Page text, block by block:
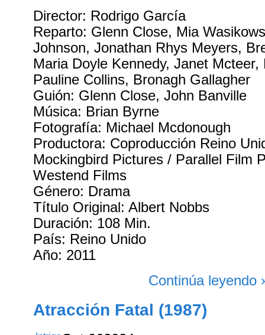
Director: Rodrigo García
Reparto: Glenn Close, Mia
Johnson, Jonathan Rhys Meyers,
Maria Doyle Kennedy, Janet
Pauline Collins, Bronagh Gallagher
Guión: Glenn Close, John Banville
Música: Brian Byrne
Fotografía: Michael Mcdonough
Productora: Coproducción Reino
Mockingbird Pictures / Parallel Film
Westend Films
Género: Drama
Título Original: Albert Nobbs
Duración: 108 Min.
País: Reino Unido
Año: 2011
Continúa leyendo
Atracción Fatal (1987)